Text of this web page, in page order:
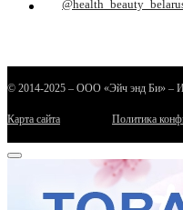
© 2014-2025 – ООО «Эйч энд Би» –
Карта сайта Политика